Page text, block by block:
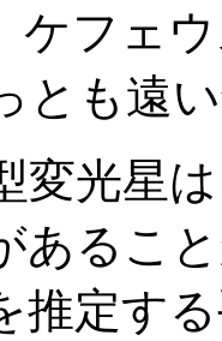
ケフェ
とも遠
変光星
あるこ
推定す